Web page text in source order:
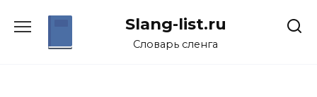
Slang-list.ru
Словарь сленга